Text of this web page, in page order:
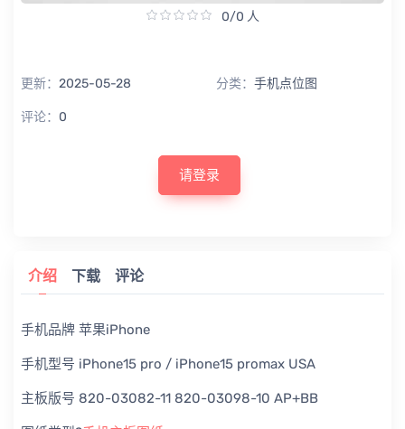
0/0 人
更新： 2025-05-28 分类： 手机点位图
评论： 0
请登录
介绍 下载 评论
手机品牌 苹果iPhone
手机型号 iPhone15 pro / iPhone15 promax USA
主板版号 820-03082-11 820-03098-10 AP+BB